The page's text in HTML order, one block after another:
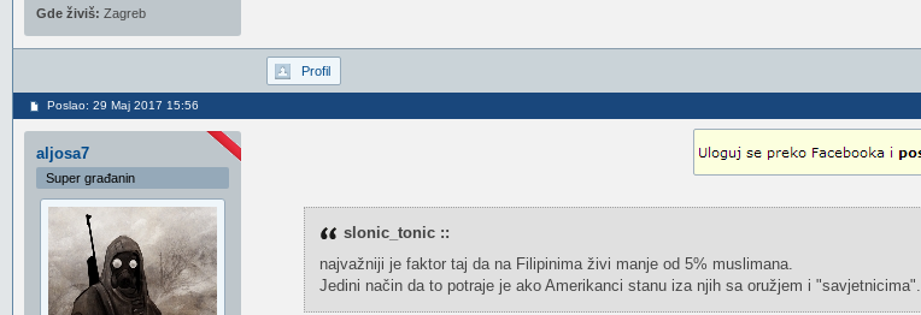
Gde živiš: Zagreb
Profil
Poslao: 29 Maj 2017 15:56
aljosa7
Super građanin
slonic_tonic ::
najvažniji je faktor taj da na Filipinima živi manje od 5% muslimana.
Jedini način da to potraje je ako Amerikanci stanu iza njih sa oružjem i "savjetnicima".